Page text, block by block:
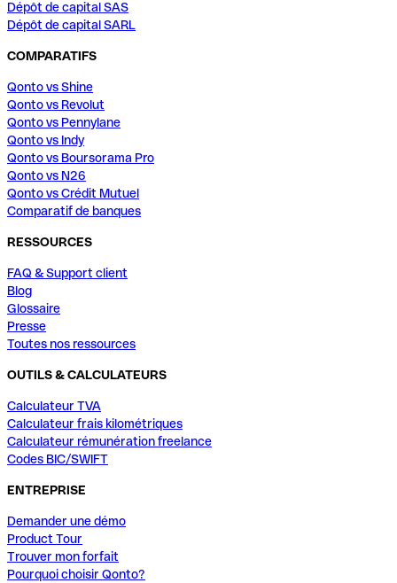
Dépôt de capital SAS
Dépôt de capital SARL
COMPARATIFS
Qonto vs Shine
Qonto vs Revolut
Qonto vs Pennylane
Qonto vs Indy
Qonto vs Boursorama Pro
Qonto vs N26
Qonto vs Crédit Mutuel
Comparatif de banques
RESSOURCES
FAQ & Support client
Blog
Glossaire
Presse
Toutes nos ressources
OUTILS & CALCULATEURS
Calculateur TVA
Calculateur frais kilométriques
Calculateur rémunération freelance
Codes BIC/SWIFT
ENTREPRISE
Demander une démo
Product Tour
Trouver mon forfait
Pourquoi choisir Qonto?